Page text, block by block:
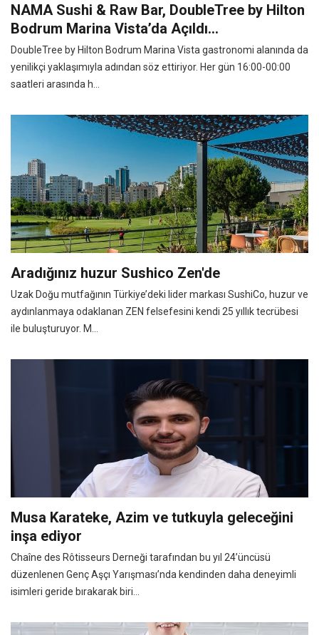
NAMA Sushi & Raw Bar, DoubleTree by Hilton
Bodrum Marina Vista’da Açıldı…
DoubleTree by Hilton Bodrum Marina Vista gastronomi alanında da
yenilikçi yaklaşımıyla adından söz ettiriyor. Her gün 16:00-00:00
saatleri arasında h...
Aradığınız huzur Sushico Zen'de
Uzak Doğu mutfağının Türkiye’deki lider markası SushiCo, huzur ve
aydınlanmaya odaklanan ZEN felsefesini kendi 25 yıllık tecrübesi
ile buluşturuyor. M...
Musa Karateke, Azim ve tutkuyla geleceğini
inşa ediyor
Chaîne des Rôtisseurs Derneği tarafından bu yıl 24’üncüsü
düzenlenen Genç Aşçı Yarışması’nda kendinden daha deneyimli
isimleri geride bırakarak biri...